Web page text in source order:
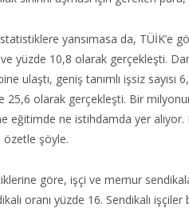
yansımasa da, TÜİK’e
yüzde 10,8 olarak gerçekleşti.
ulaştı, geniş tanımlı işsiz sayısı
25,6 olarak gerçekleşti. Bir
eğitimde ne istihdamda yer
özetle şöyle.
göre, işçi ve memur
oranı yüzde 16. Sendikalı